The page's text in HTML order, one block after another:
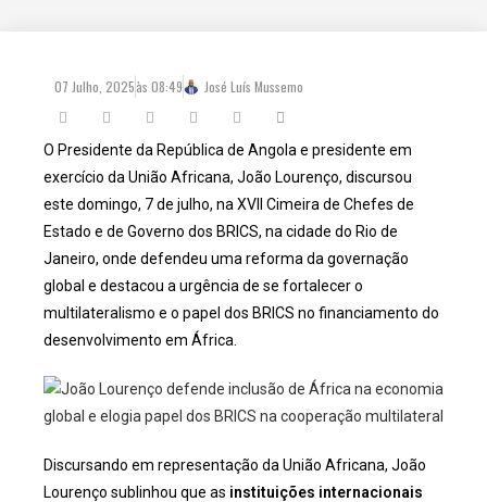
07 Julho, 2025às 08:49 José Luís Mussemo
O Presidente da República de Angola e presidente em
exercício da União Africana, João Lourenço, discursou
este domingo, 7 de julho, na XVII Cimeira de Chefes de
Estado e de Governo dos BRICS, na cidade do Rio de
Janeiro, onde defendeu uma reforma da governação
global e destacou a urgência de se fortalecer o
multilateralismo e o papel dos BRICS no financiamento do
desenvolvimento em África.
Discursando em representação da União Africana, João
Lourenço sublinhou que as instituições internacionais